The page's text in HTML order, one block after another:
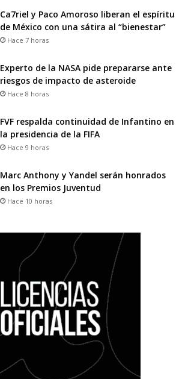
Ca7riel y Paco Amoroso liberan el espíritu
de México con una sátira al “bienestar”
Hace 7 horas
Experto de la NASA pide prepararse ante
riesgos de impacto de asteroide
Hace 8 horas
FVF respalda continuidad de Infantino en
la presidencia de la FIFA
Hace 9 horas
Marc Anthony y Yandel serán honrados
en los Premios Juventud
Hace 10 horas